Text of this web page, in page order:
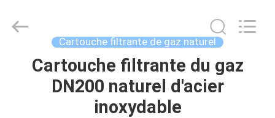
MAISON
filter
manufacturing
Cartouche filtrante de gaz naturel
Cartouche filtrante du gaz
DN200 naturel d'acier
inoxydable